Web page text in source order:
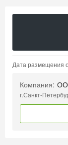
Дата размещения
Компания:
г.Санкт-